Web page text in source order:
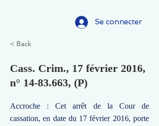
Se connecter
< Back
Cass. Crim., 17 février 2016,
n° 14-83.663, (P)
Accroche : Cet arrêt de la Cour de
cassation, en date du 17 février 2016, porte